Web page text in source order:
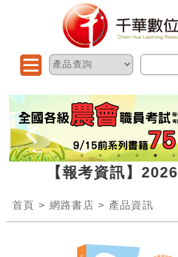
報考資訊】2026 年
首頁 > 網路書店 > 產品資訊